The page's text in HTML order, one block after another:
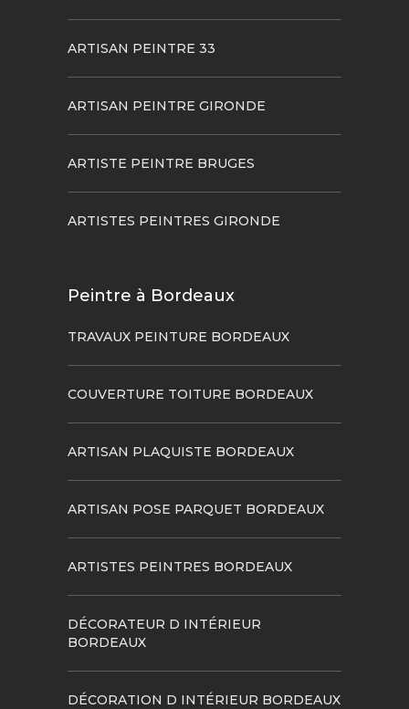
ARTISAN PEINTRE 33
ARTISAN PEINTRE GIRONDE
ARTISTE PEINTRE BRUGES
ARTISTES PEINTRES GIRONDE
Peintre à Bordeaux
TRAVAUX PEINTURE BORDEAUX
COUVERTURE TOITURE BORDEAUX
ARTISAN PLAQUISTE BORDEAUX
ARTISAN POSE PARQUET BORDEAUX
ARTISTES PEINTRES BORDEAUX
DÉCORATEUR D INTÉRIEUR
BORDEAUX
DÉCORATION D INTÉRIEUR BORDEAUX